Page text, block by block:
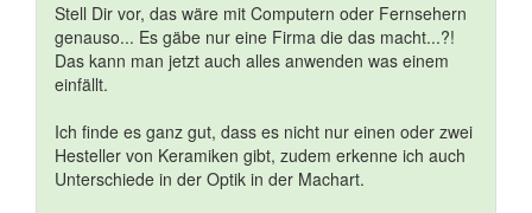
Stell Dir vor, das wäre mit Computern oder Fernsehern
genauso... Es gäbe nur eine Firma die das macht...?!
Das kann man jetzt auch alles anwenden was einem
einfällt.
Ich finde es ganz gut, dass es nicht nur einen oder zwei
Hesteller von Keramiken gibt, zudem erkenne ich auch
Unterschiede in der Optik in der Machart.